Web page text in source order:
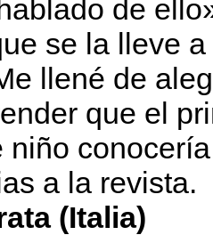
de
se la lleve
llené de
que el
niño
a la revista.
(Italia)